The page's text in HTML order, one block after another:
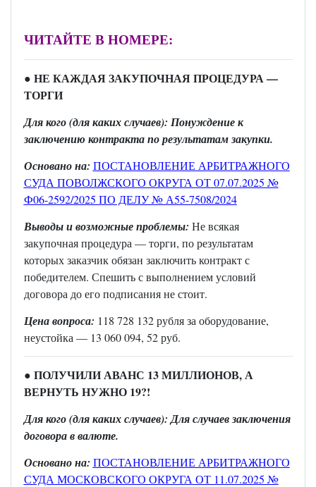
ЧИТАЙТЕ В НОМЕРЕ:
● НЕ КАЖДАЯ ЗАКУПОЧНАЯ ПРОЦЕДУРА —
ТОРГИ
Для кого (для каких случаев): Понуждение к
заключению контракта по результатам закупки.
Основано на: ПОСТАНОВЛЕНИЕ АРБИТРАЖНОГО
СУДА ПОВОЛЖСКОГО ОКРУГА ОТ 07.07.2025 №
Ф06-2592/2025 ПО ДЕЛУ № А55-7508/2024
Выводы и возможные проблемы: Не всякая
закупочная процедура — торги, по результатам
которых заказчик обязан заключить контракт с
победителем. Спешить с выполнением условий
договора до его подписания не стоит.
Цена вопроса: 118 728 132 рубля за оборудование,
неустойка — 13 060 094, 52 руб.
● ПОЛУЧИЛИ АВАНС 13 МИЛЛИОНОВ, А
ВЕРНУТЬ НУЖНО 19?!
Для кого (для каких случаев): Для случаев заключения
договора в валюте.
Основано на: ПОСТАНОВЛЕНИЕ АРБИТРАЖНОГО
СУДА МОСКОВСКОГО ОКРУГА ОТ 11.07.2025 №